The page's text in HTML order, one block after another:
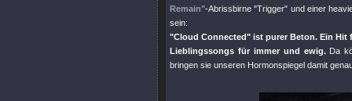
Remain"-Abrissbirne"Trigger" und einer
sein:
"Cloud Connected" ist purer Beton. Ein Hit
Lieblingssongs für immer und ewig.Da
bringen sie unseren Hormonspiegel damit